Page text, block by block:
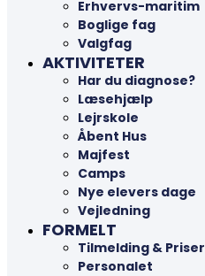
Erhvervs-maritim
Boglige fag
Valgfag
AKTIVITETER
Har du diagnose?
Læsehjælp
Lejrskole
Åbent Hus
Majfest
Camps
Nye elevers dage
Vejledning
FORMELT
Tilmelding & Priser
Personalet